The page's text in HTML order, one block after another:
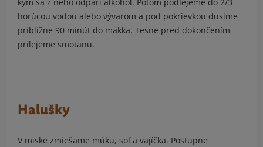
kým sa z neho odparí alkohol. Potom podlejeme do 2/3
horúcou vodou alebo vývarom a pod pokrievkou dusíme
približne 90 minút do mäkka. Tesne pred dokončením
prilejeme smotanu.
Halušky
V miske zmiešame múku, soľ a vajíčka. Postupne